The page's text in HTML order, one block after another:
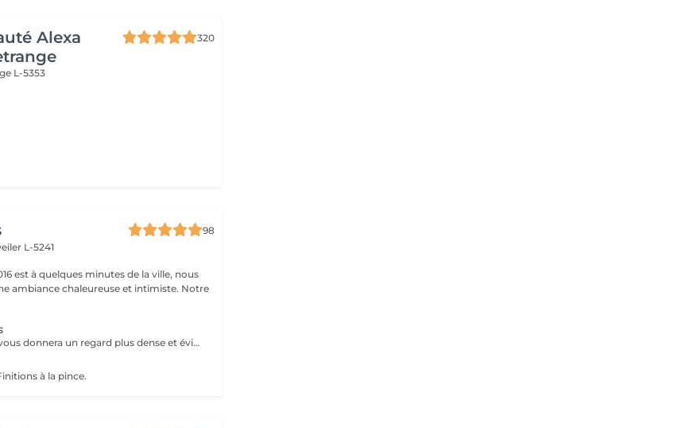
Alexa
320
L-5353
98
L-5241
est à quelques minutes de la ville, nous
ambiance chaleureuse et intimiste. Notre
Teinture cils ou sourcils vous donnera un regard plus dense et évitera l'aspect broussailleux. Réalisés avec des produits professionnels de haute gamme.
à la pince.